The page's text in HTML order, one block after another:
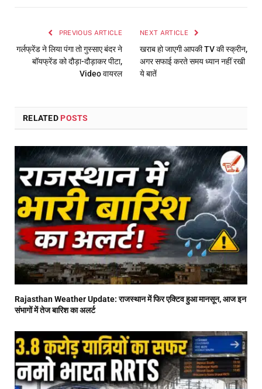
PREVIOUS ARTICLE
गर्लफ्रेंड ने लिया पंगा तो गुस्साए बंदर ने
बॉयफ्रेंड को दौड़ा-दौड़ाकर पीटा,
Video वायरल
NEXT ARTICLE
खराब हो जाएगी आपकी TV की स्क्रीन,
अगर सफाई करते समय ध्यान नहीं रखी
ये बातें
RELATED POSTS
Rajasthan Weather Update: राजस्थान में फिर एक्टिव हुआ मानसून, आज इन
संभागों में तेज बारिश का अलर्ट